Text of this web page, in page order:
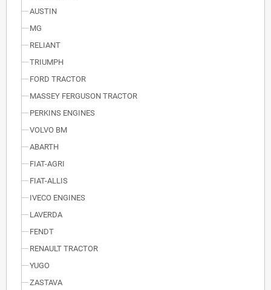
AUSTIN
MG
RELIANT
TRIUMPH
FORD TRACTOR
MASSEY FERGUSON TRACTOR
PERKINS ENGINES
VOLVO BM
ABARTH
FIAT-AGRI
FIAT-ALLIS
IVECO ENGINES
LAVERDA
FENDT
RENAULT TRACTOR
YUGO
ZASTAVA